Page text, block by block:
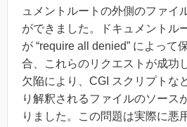
ュメントルートの外側のファイ
ができました。ドキュメントル
が “require all denied” によって
合、これらのリクエストが成功
欠陥により、CGI スクリプトな
り解釈されるファイルのソース
りました。この問題は実際に悪